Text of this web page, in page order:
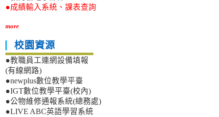
●成績輸入系統、課表查詢
more
校園資源
●教職員工連網設備填報
(有線網路)
●newplus數位教學平臺
●IGT數位教學平臺(校內)
●公物維修通報系統(總務處)
●LIVE ABC英語學習系統